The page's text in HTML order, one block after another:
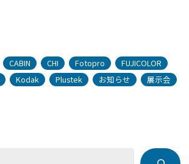
CABIN CHI Fotopro
FUJICOLOR
Kodak Plustek お知らせ
展示会